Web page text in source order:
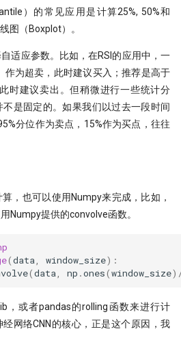
）的常见应用是计算25%, 50%和
图（Boxplot）。
适应参数。比如，在RSI的应用中，一
作为超卖，此时建议买入；推荐是高于
时建议卖出。但稍微进行一些统计分
是固定的。如果我们以过去一段时间
分位作为卖点，15%作为买点，往往
，也可以使用Numpy来完成，比如，
Numpy提供的convolve函数。
(data, window_size):
(data, np .ones(window_size)
，或者pandas的rolling函数来进行计
网络CNN的核心，正是这个原因，我